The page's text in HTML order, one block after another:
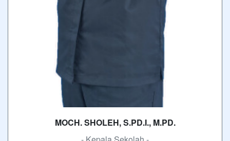
MOCH. SHOLEH, S.PD.I., M.PD.